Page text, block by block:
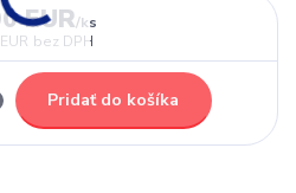
EUR/ks
bez DPH
Pridať do košíka